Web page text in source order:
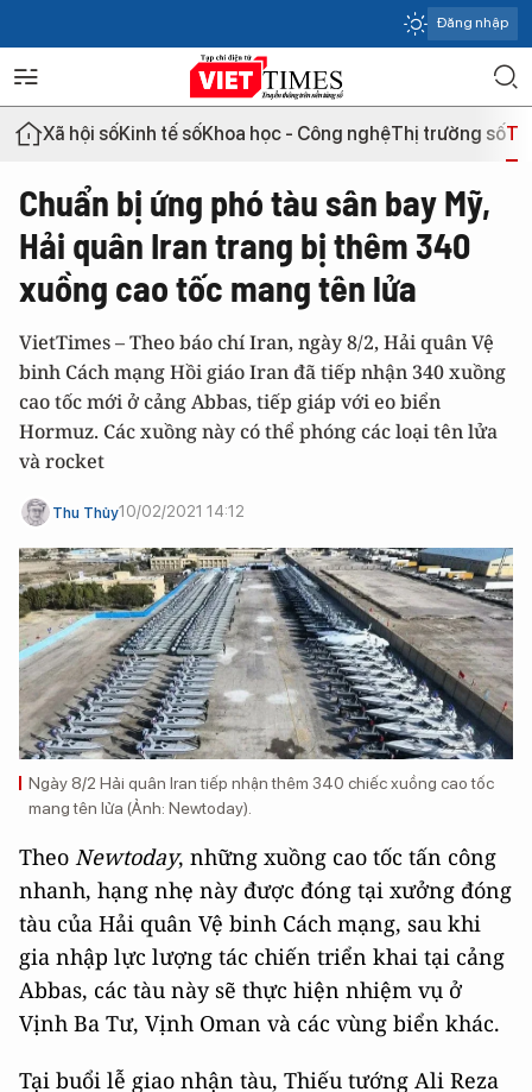
Đăng nhập
Xã hội sốKinh tế sốKhoa học - Công nghệThị trường số
Chuẩn bị ứng phó tàu sân bay Mỹ,
Hải quân Iran trang bị thêm 340
xuồng cao tốc mang tên lửa
VietTimes – Theo báo chí Iran, ngày 8/2, Hải quân Vệ
binh Cách mạng Hồi giáo Iran đã tiếp nhận 340 xuồng
cao tốc mới ở cảng Abbas, tiếp giáp với eo biển
Hormuz. Các xuồng này có thể phóng các loại tên lửa
và rocket
Thu Thủy10/02/2021 14:12
Ngày 8/2 Hải quân Iran tiếp nhận thêm 340 chiếc xuồng cao tốc
mang tên lửa (Ảnh: Newtoday).
Theo Newtoday, những xuồng cao tốc tấn công
nhanh, hạng nhẹ này được đóng tại xưởng đóng
tàu của Hải quân Vệ binh Cách mạng, sau khi
gia nhập lực lượng tác chiến triển khai tại cảng
Abbas, các tàu này sẽ thực hiện nhiệm vụ ở
Vịnh Ba Tư, Vịnh Oman và các vùng biển khác.
Tại buổi lễ giao nhận tàu, Thiếu tướng Ali Reza